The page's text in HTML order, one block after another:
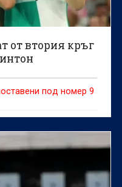
от втория кръг
под номер 9